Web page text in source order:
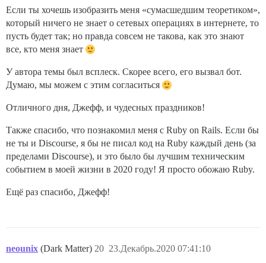
Если ты хочешь изобразить меня «сумасшедшим теоретиком»,
который ничего не знает о сетевых операциях в интернете, то
пусть будет так; но правда совсем не такова, как это знают
все, кто меня знает
У автора темы был всплеск. Скорее всего, его вызвал бот.
Думаю, мы можем с этим согласиться
Отличного дня, Джефф, и чудесных праздников!
Также спасибо, что познакомил меня с Ruby on Rails. Если бы
не ты и Discourse, я бы не писал код на Ruby каждый день (за
пределами Discourse), и это было бы лучшим техническим
событием в моей жизни в 2020 году! Я просто обожаю Ruby.
Ещё раз спасибо, Джефф!
neounix (Dark Matter) 23.Декабрь.2020 07:41:10
20